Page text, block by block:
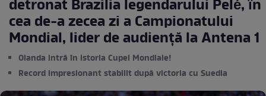
detronat Brazilia legendarului Pelé, ȋn
cea de-a zecea zi a Campionatului
Mondial, lider de audienţă la Antena 1
Olanda intră în istoria Cupei Mondiale!
Record impresionant stabilit după victoria cu Suedia